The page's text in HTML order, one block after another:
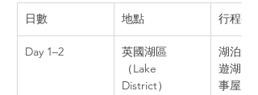
日數 地點 行程亮點
Day 1–2
英國湖區
（Lake
District）
湖泊步
遊湖、
事屋